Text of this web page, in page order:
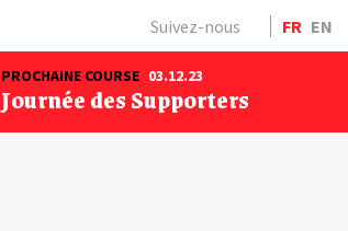
Suivez-nous FR EN
PROCHAINE COURSE 03.12.23
Journée des Supporters